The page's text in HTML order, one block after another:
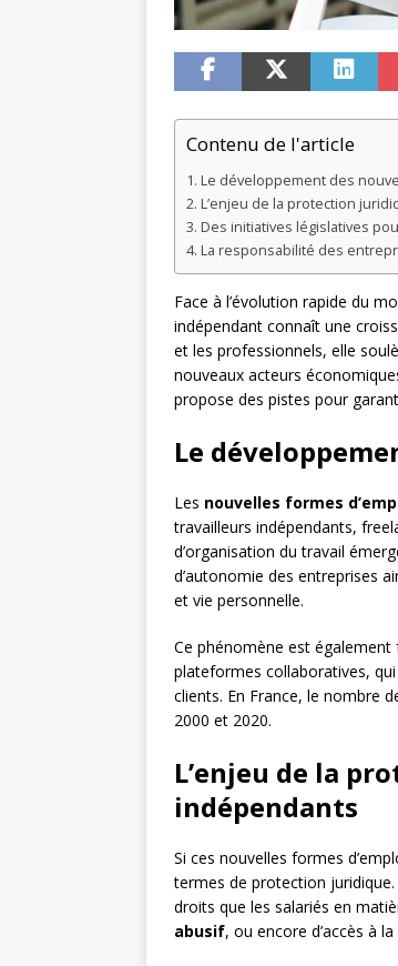
Contenu de l'article
Le développement des
L’enjeu de la protection
Des initiatives législatives
La responsabilité des
Face à l’évolution rapide du
indépendant connaît une
et les professionnels, elle
nouveaux acteurs
propose des pistes pour
Le
Les nouvelles formes
travailleurs indépendants,
d’organisation du travail
d’autonomie des entreprises
et vie personnelle.
Ce phénomène est
plateformes collaboratives,
clients. En France, le nombre
2000 et 2020.
L’enjeu de la
indépendants
Si ces nouvelles formes
termes de protection
droits que les salariés en
abusif, ou encore d’accès à